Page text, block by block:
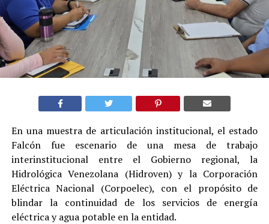
En una muestra de articulación institucional, el estado
Falcón fue escenario de una mesa de trabajo
interinstitucional entre el Gobierno regional, la
Hidrológica Venezolana (Hidroven) y la Corporación
Eléctrica Nacional (Corpoelec), con el propósito de
blindar la continuidad de los servicios de energía
eléctrica y agua potable en la entidad.